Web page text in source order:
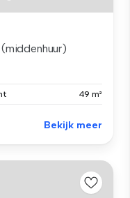
49 m²
Bekijk meer